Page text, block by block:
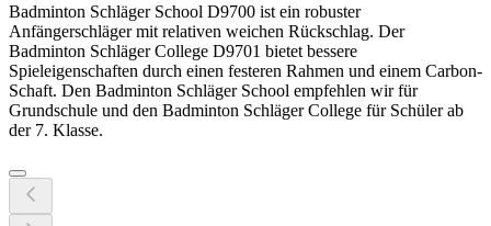
Badminton Schläger School D9700 ist ein robuster
Anfängerschläger mit relativen weichen Rückschlag. Der
Badminton Schläger College D9701 bietet bessere
Spieleigenschaften durch einen festeren Rahmen und einem Carbon-
Schaft. Den Badminton Schläger School empfehlen wir für
Grundschule und den Badminton Schläger College für Schüler ab
der 7. Klasse.